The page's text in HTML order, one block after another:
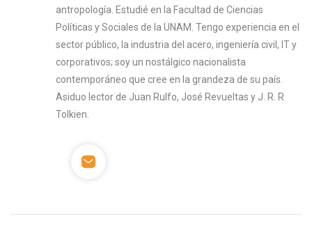
antropología. Estudié en la Facultad de Ciencias
Políticas y Sociales de la UNAM. Tengo experiencia en el
sector público, la industria del acero, ingeniería civil, IT y
corporativos; soy un nostálgico nacionalista
contemporáneo que cree en la grandeza de su país.
Asiduo lector de Juan Rulfo, José Revueltas y J. R. R
Tolkien.